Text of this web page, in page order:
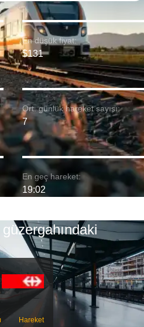
En düşük fiyat:
$131
Ort. günlük hareket sayısı:
7
En geç hareket:
19:02
Hareket